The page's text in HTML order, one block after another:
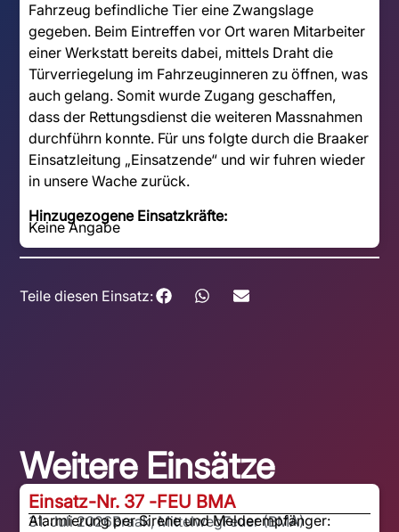
Fahrzeug befindliche Tier eine Zwangslage
gegeben. Beim Eintreffen vor Ort waren Mitarbeiter
einer Werkstatt bereits dabei, mittels Draht die
Türverriegelung im Fahrzeuginneren zu öffnen, was
auch gelang. Somit wurde Zugang geschaffen,
dass der Rettungsdienst die weiteren Massnahmen
durchführn konnte. Für uns folgte durch die Braaker
Einsatzleitung „Einsatzende“ und wir fuhren wieder
in unsere Wache zurück.
Hinzugezogene Einsatzkräfte:
Keine Angabe
Teile diesen Einsatz:
Weitere Einsätze
Einsatz-Nr. 37 -FEU BMA
31. Juli 2026Braak, MittelwegFeuer (BMA)
Alarmierung per Sirene und Meldeempfänger: